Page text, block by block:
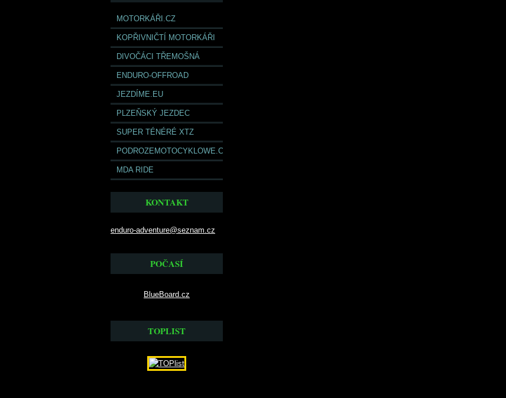
MOTORKÁŘI.CZ
KOPŘIVNIČTÍ MOTORKÁŘI
DIVOČÁCI TŘEMOŠNÁ
ENDURO-OFFROAD
JEZDÍME.EU
PLZEŇSKÝ JEZDEC
SUPER TÉNÉRÉ XTZ
PODROZEMOTOCYKLOWE.COM
MDA RIDE
KONTAKT
enduro-adventure@seznam.cz
POČASÍ
BlueBoard.cz
TOPLIST